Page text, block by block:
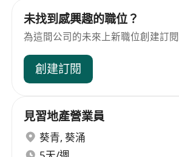
未找到感興趣的職位？
為這間公司的未來上新職位創建訂閱
創建訂閱
見習地產營業員
葵青, 葵涌